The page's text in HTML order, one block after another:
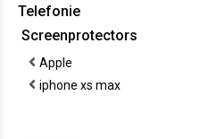
Telefonie
Screenprotectors
Apple
iphone xs max